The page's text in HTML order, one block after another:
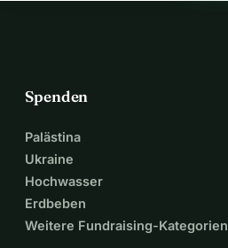
Spenden
Palästina
Ukraine
Hochwasser
Erdbeben
Weitere Fundraising-Kategorien